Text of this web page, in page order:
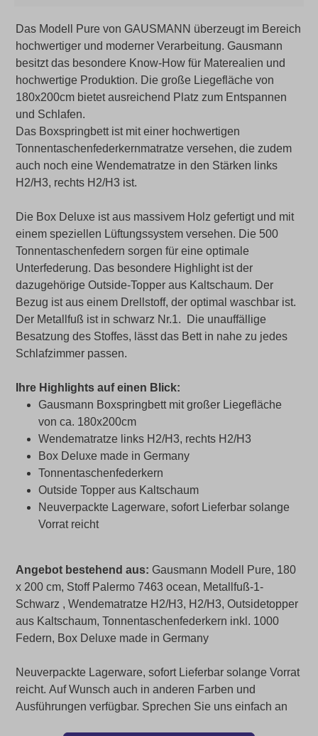
Das Modell Pure von GAUSMANN überzeugt im Bereich
hochwertiger und moderner Verarbeitung. Gausmann
besitzt das besondere Know-How für Materealien und
hochwertige Produktion. Die große Liegefläche von
180x200cm bietet ausreichend Platz zum Entspannen
und Schlafen.
Das Boxspringbett ist mit einer hochwertigen
Tonnentaschenfederkernmatratze versehen, die zudem
auch noch eine Wendematratze in den Stärken links
H2/H3, rechts H2/H3 ist.
Die Box Deluxe ist aus massivem Holz gefertigt und mit
einem speziellen Lüftungssystem versehen. Die 500
Tonnentaschenfedern sorgen für eine optimale
Unterfederung. Das besondere Highlight ist der
dazugehörige Outside-Topper aus Kaltschaum. Der
Bezug ist aus einem Drellstoff, der optimal waschbar ist.
Der Metallfuß ist in schwarz Nr.1. Die unauffällige
Besatzung des Stoffes, lässt das Bett in nahe zu jedes
Schlafzimmer passen.
Ihre Highlights auf einen Blick:
Gausmann Boxspringbett mit großer Liegefläche
von ca. 180x200cm
Wendematratze links H2/H3, rechts H2/H3
Box Deluxe made in Germany
Tonnentaschenfederkern
Outside Topper aus Kaltschaum
Neuverpackte Lagerware, sofort Lieferbar solange
Vorrat reicht
Angebot bestehend aus: Gausmann Modell Pure, 180
x 200 cm, Stoff Palermo 7463 ocean, Metallfuß-1-
Schwarz , Wendematratze H2/H3, H2/H3, Outsidetopper
aus Kaltschaum, Tonnentaschenfederkern inkl. 1000
Federn, Box Deluxe made in Germany
Neuverpackte Lagerware, sofort Lieferbar solange Vorrat
reicht. Auf Wunsch auch in anderen Farben und
Ausführungen verfügbar. Sprechen Sie uns einfach an